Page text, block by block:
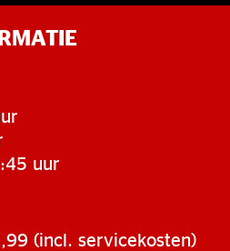
uur
(incl. servicekosten)